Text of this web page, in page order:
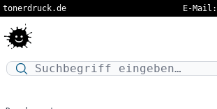
tonerdruck.de E-
Druckermodell oder Produktnamen